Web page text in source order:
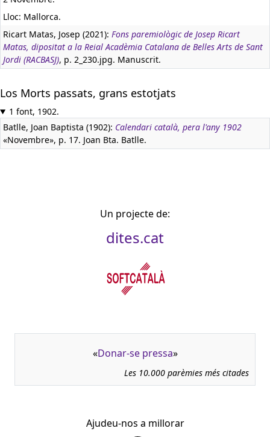
Lloc: Mallorca.
Ricart Matas, Josep (2021): Fons paremiològic de Josep Ricart
Matas, dipositat a la Reial Acadèmia Catalana de Belles Arts de Sant
Jordi (RACBASJ), p. 2_230.jpg. Manuscrit.
Los Morts passats, grans estotjats
1 font, 1902.
Batlle, Joan Baptista (1902): Calendari català, pera l'any 1902
«Novembre», p. 17. Joan Bta. Batlle.
Un projecte de:
dites.cat
«Donar-se pressa»
Les 10.000 parèmies més citades
Ajudeu-nos a millorar